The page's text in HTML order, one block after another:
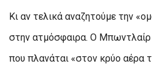
Κι αν τελικά αναζητούμε την
στην ατμόσφαιρα. Ο Μπωντλαίρ
που πλανάται «στον κρύο αέρα